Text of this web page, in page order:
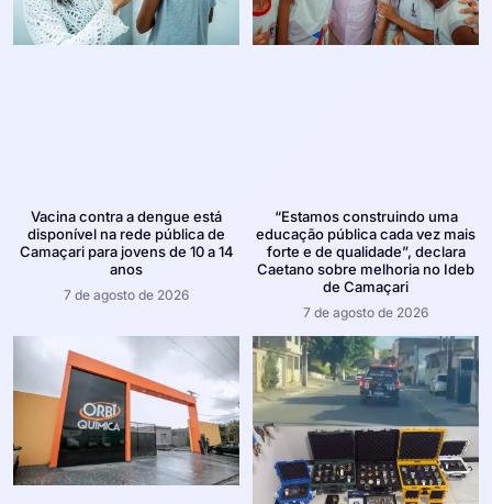
Vacina contra a dengue está
disponível na rede pública de
Camaçari para jovens de 10 a 14
anos
7 de agosto de 2026
“Estamos construindo uma
educação pública cada vez mais
forte e de qualidade”, declara
Caetano sobre melhoria no Ideb
de Camaçari
7 de agosto de 2026